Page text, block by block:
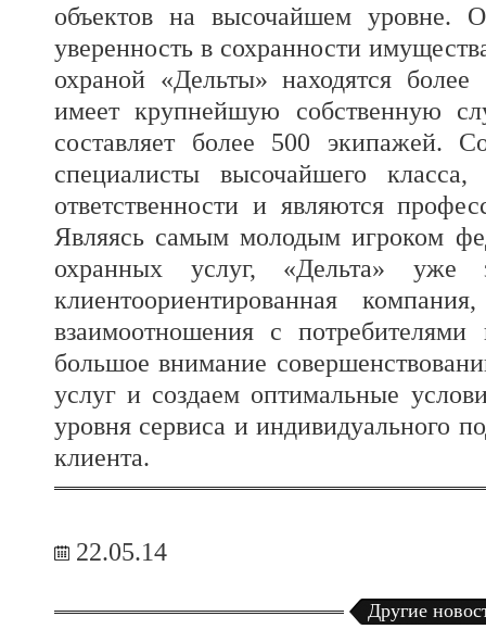
объектов на высочайшем уровне.
уверенность в сохранности
охраной «Дельты» находятся
имеет крупнейшую собственную
составляет более 500 экипажей.
специалисты высочайшего
ответственности и являются
Являясь самым молодым игроком
охранных услуг, «Дельта» уже
клиентоориентированная
взаимоотношения с
большое внимание
услуг и создаем оптимальные
уровня сервиса и индивидуального
клиента.
22.05.14
Другие